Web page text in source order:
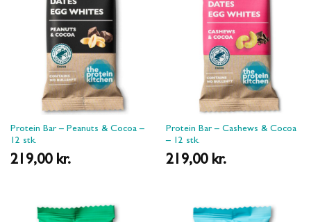
Protein Bar – Peanuts & Cocoa –
12 stk.
219,00 kr.
Protein Bar – Cashews & Cocoa
– 12 stk.
219,00 kr.